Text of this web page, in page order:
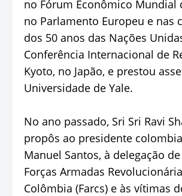
no Fórum Econômico Mundial
no Parlamento Europeu e nas
dos 50 anos das Nações
Conferência Internacional de
Kyoto, no Japão, e prestou
Universidade de Yale.
No ano passado, Sri Sri Ravi
propôs ao presidente
Manuel Santos, à delegação
Forças Armadas
Colômbia (Farcs) e às vítimas